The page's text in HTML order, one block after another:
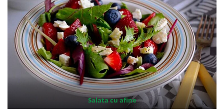
Salata cu afine